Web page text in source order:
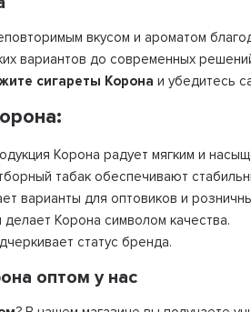
вкусом и ароматом
вариантов до современных
сигареты Корона и убедитесь
Корона радует мягким и
табак обеспечивают
варианты для оптовиков и
Корона символом качества.
статус бренда.
оптом у нас